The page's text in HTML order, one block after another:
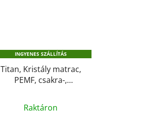
INGYENES SZÁLLÍTÁS
Titan, Kristály matrac,
PEMF, csakra-,
termék
Raktáron